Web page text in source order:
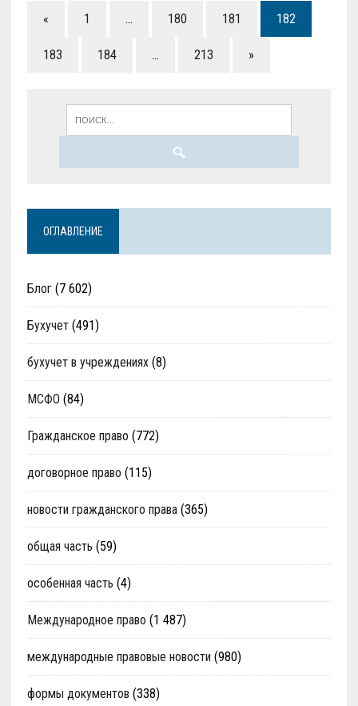
« 1 … 180 181 182
183 184 … 213 »
ОГЛАВЛЕНИЕ
Блог(7 602)
Бухучет(491)
бухучет в учреждениях(8)
МСФО (84)
Гражданское право (772)
договорное право (115)
новости гражданского права(365)
общая часть (59)
особенная часть (4)
Международное право (1 487)
международные правовые новости (980)
формы документов (338)